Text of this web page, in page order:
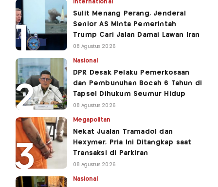
International
Sulit Menang Perang, Jenderal
Senior AS Minta Pemerintah
Trump Cari Jalan Damai Lawan Iran
08 Agustus 2026
Nasional
DPR Desak Pelaku Pemerkosaan
dan Pembunuhan Bocah 6 Tahun di
Tapsel Dihukum Seumur Hidup
08 Agustus 2026
Megapolitan
Nekat Jualan Tramadol dan
Hexymer, Pria Ini Ditangkap saat
Transaksi di Parkiran
08 Agustus 2026
Nasional